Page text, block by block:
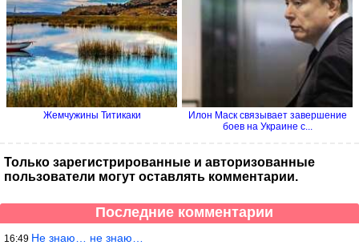
Жемчужины Титикаки
Илон Маск связывает завершение
боев на Украине с...
Только зарегистрированные и авторизованные
пользователи могут оставлять комментарии.
Последние комментарии
16:49 Не знаю… не знаю…